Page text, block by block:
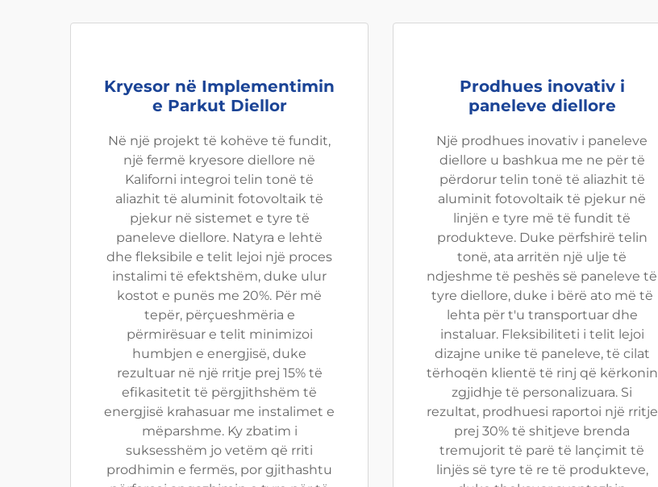
Kryesor në Implementimin
e Parkut Diellor
Në një projekt të kohëve të fundit,
një fermë kryesore diellore në
Kaliforni integroi telin tonë të
aliazhit të aluminit fotovoltaik të
pjekur në sistemet e tyre të
paneleve diellore. Natyra e lehtë
dhe fleksibile e telit lejoi një proces
instalimi të efektshëm, duke ulur
kostot e punës me 20%. Për më
tepër, përçueshmëria e
përmirësuar e telit minimizoi
humbjen e energjisë, duke
rezultuar në një rritje prej 15% të
efikasitetit të përgjithshëm të
energjisë krahasuar me instalimet e
mëparshme. Ky zbatim i
suksesshëm jo vetëm që rriti
prodhimin e fermës, por gjithashtu
Prodhues inovativ i
paneleve diellore
Një prodhues inovativ i paneleve
diellore u bashkua me ne për të
përdorur telin tonë të aliazhit të
aluminit fotovoltaik të pjekur në
linjën e tyre më të fundit të
produkteve. Duke përfshirë telin
tonë, ata arritën një ulje të
ndjeshme të peshës së paneleve të
tyre diellore, duke i bërë ato më të
lehta për t'u transportuar dhe
instaluar. Fleksibiliteti i telit lejoi
dizajne unike të paneleve, të cilat
tërhoqën klientë të rinj që kërkonin
zgjidhje të personalizuara. Si
rezultat, prodhuesi raportoi një rritje
prej 30% të shitjeve brenda
tremujorit të parë të lançimit të
linjës së tyre të re të produkteve,